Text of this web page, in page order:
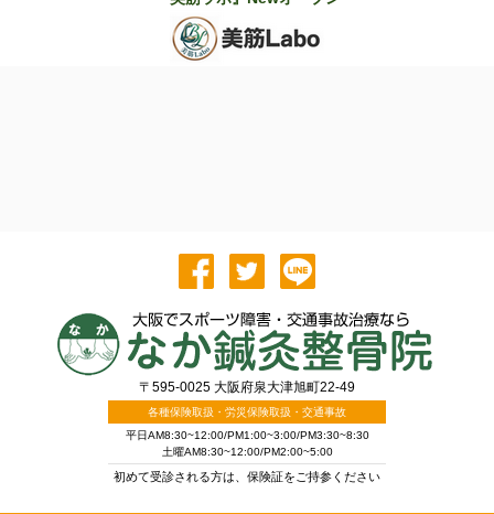
〒595-0025 大阪府泉大津旭町22-49
各種保険取扱・労災保険取扱・交通事故
平日AM8:30~12:00/PM1:00~3:00/PM3:30~8:30
土曜AM8:30~12:00/PM2:00~5:00
初めて受診される方は、保険証をご持参ください